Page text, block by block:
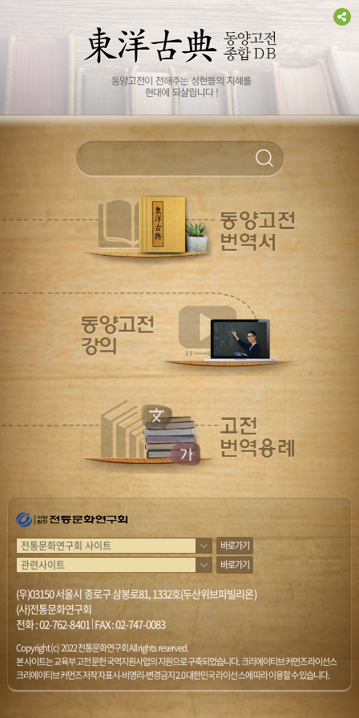
바로가기
바로가기
(우)03150 서울시 종로구 삼봉로81, 1332호(두산위브파빌리온)
(사)전통문화연구회
전화 :02-762-8401|FAX : 02-747-0083
Copyright (c) 2022 전통문화연구회 All rights reserved.
본 사이트는 교육부 고전문헌 국역지원사업의 지원으로 구축되었습니다. 크리에이티브 커먼즈 라이선스
크리에이티브 커먼즈 저작자표시-비영리-변경금지 2.0 대한민국 라이선스에 따라 이용할 수 있습니다.